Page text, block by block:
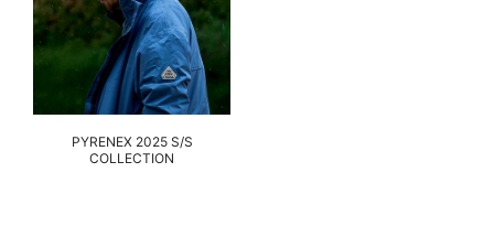
PYRENEX 2025 S/S
COLLECTION